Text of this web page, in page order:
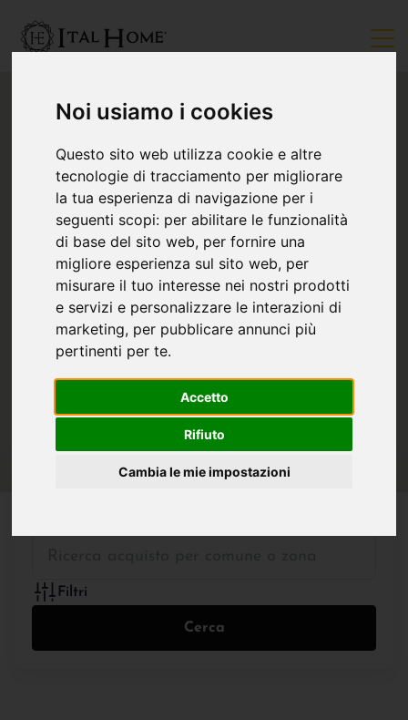
Noi usiamo i cookies
Questo sito web utilizza cookie e altre
tecnologie di tracciamento per migliorare
la tua esperienza di navigazione per i
seguenti scopi: per abilitare le funzionalità
di base del sito web, per fornire una
migliore esperienza sul sito web, per
misurare il tuo interesse nei nostri prodotti
e servizi e personalizzare le interazioni di
marketing, per pubblicare annunci più
pertinenti per te.
Accetto
Rifiuto
Cambia le mie impostazioni
Filtri
Cerca